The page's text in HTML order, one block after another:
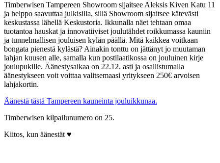
Timberwisen Tampereen Showroom sijaitsee Aleksis Kiven Katu 11
ja helppo saavuttaa julkisilla, sillä Showroom sijaitsee kätevästi
keskustassa lähellä Keskustoria. Ikkunalla näet tehtaan omaa
tuotantoa hauskat ja innovatiiviset joulutähdet roikkumassa kauniin
ja tunnelmallisen jouluisen kylän päällä. Mitä kaikkea voitkaan
bongata pienestä kylästä? Ainakin tonttu on jättänyt jo muutaman
lahjan kuusen alle, samalla kun postilaatikossa on jouluinen kirje
joulupukille. Äänestysaikaa on 22.12. asti ja osallistumalla
äänestykseen voit voittaa valitsemaasi yritykseen 250€ arvoisen
lahjakortin.
Äänestä tästä Tampereen kauneinta jouluikkunaa.
Timberwisen kilpailunumero on 25.
Kiitos, kun äänestät ♥